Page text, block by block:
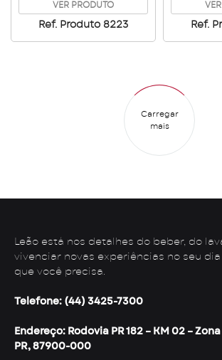
VER PRODUTO
Ref. Produto 8223 Ref.
Carregar
mais
Leão está nos detalhes do beber, do
vivenciar novas experiências no seu dia
que você precisa.
Telefone: (44) 3425-7300
Endereço: Rodovia PR 182 – KM 02 –
PR, 87900-000